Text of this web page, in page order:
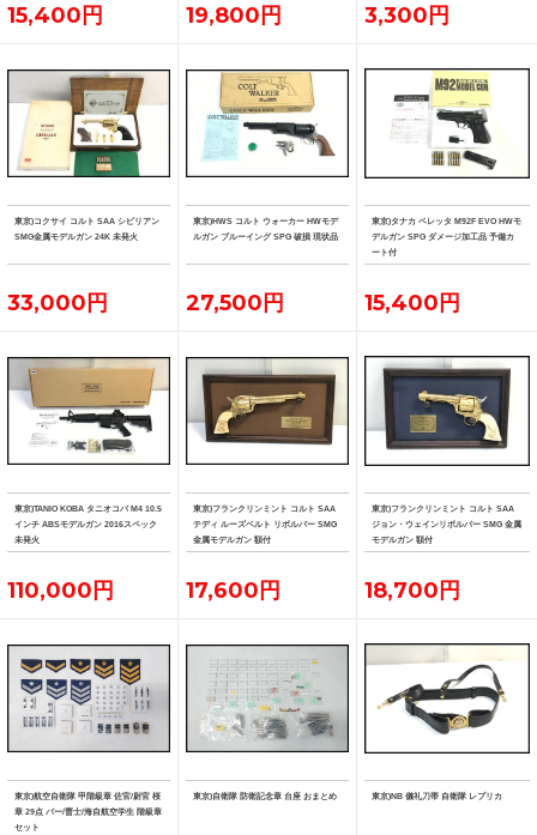
15,400円 19,800円 3,300円
東京)コクサイ コルト SAA シビリアン
SMG金属モデルガン 24K 未発火
33,000円
東京)HWS コルト ウォーカー HWモデ
ルガン ブルーイング SPG 破損 現状品
27,500円
東京)タナカ ベレッタ M92F EVO HWモ
デルガン SPG ダメージ加工品 予備カ
ート付
15,400円
東京)TANIO KOBA タニオコバ M4 10.5
インチ ABSモデルガン 2016スペック
未発火
110,000円
東京)フランクリンミント コルト SAA
テディ ルーズベルト リボルバー SMG
金属モデルガン 額付
17,600円
東京)フランクリンミント コルト SAA
ジョン・ウェインリボルバー SMG 金属
モデルガン 額付
18,700円
東京)航空自衛隊 甲階級章 佐官/尉官 桜
章 29点 バー/曹士/海自航空学生 階級章
セット
東京)自衛隊 防衛記念章 台座 おまとめ 東京)NB 儀礼刀帯 自衛隊 レプリカ